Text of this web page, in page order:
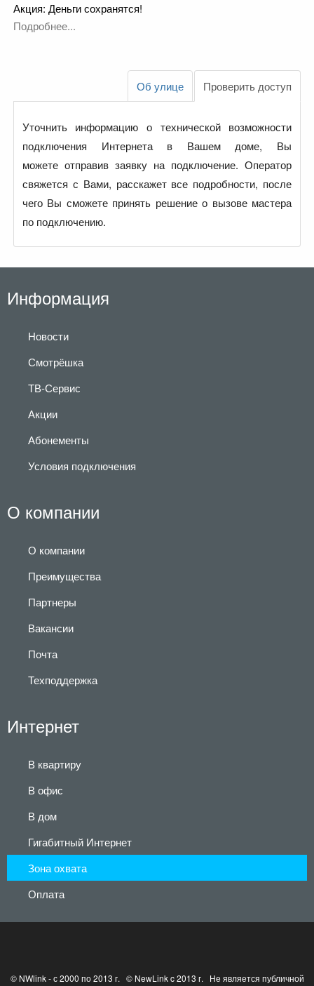
Акция: Деньги сохранятся!
Подробнее...
Проверить доступ
Об улице
Уточнить информацию о технической возможности
подключения Интернета в Вашем доме, Вы
можете отправив заявку на подключение. Оператор
свяжется с Вами, расскажет все подробности, после
чего Вы сможете принять решение о вызове мастера
по подключению.
Информация
Новости
Смотрёшка
ТВ-Сервис
Акции
Абонементы
Условия подключения
О компании
О компании
Преимущества
Партнеры
Вакансии
Почта
Техподдержка
Интернет
В квартиру
В офис
В дом
Гигабитный Интернет
Зона охвата
Оплата
© NWlink - с 2000 по 2013 г. © NewLink c 2013 г. Не является публичной